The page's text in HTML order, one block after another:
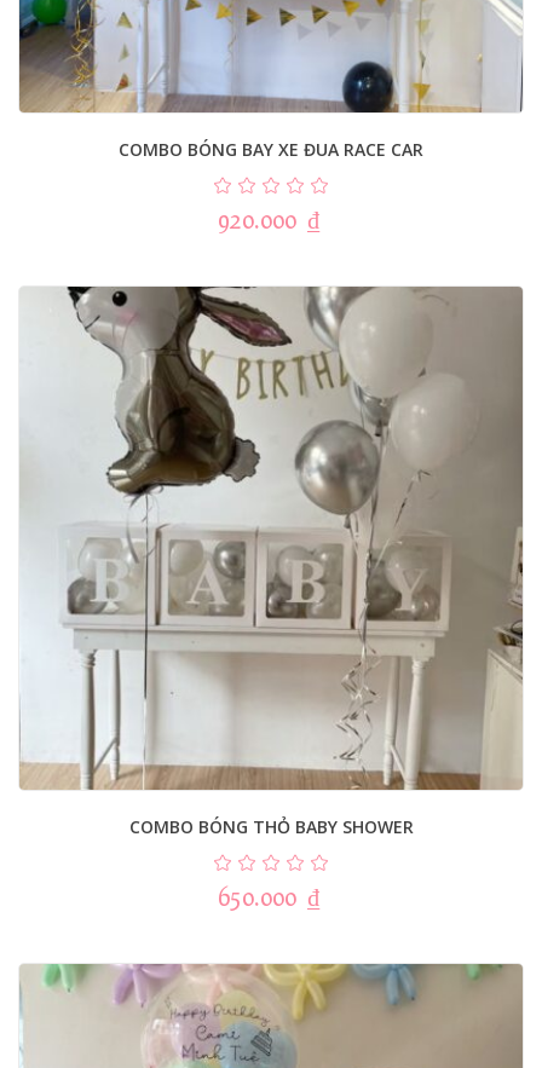
COMBO BÓNG BAY XE ĐUA RACE CAR
920.000 ₫
COMBO BÓNG THỎ BABY SHOWER
650.000 ₫